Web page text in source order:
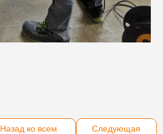
Назад ко всем
Следующая